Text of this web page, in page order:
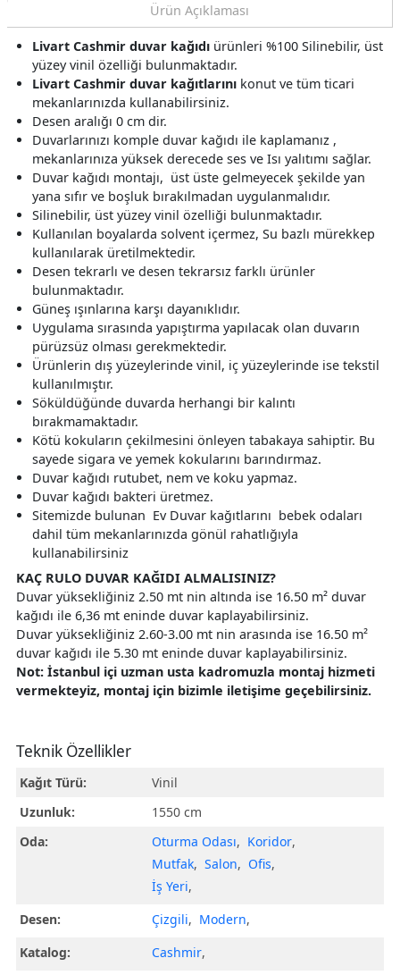
Ürün Açıklaması
Livart Cashmir duvar kağıdı ürünleri %100 Silinebilir, üst
yüzey vinil özelliği bulunmaktadır.
Livart Cashmir duvar kağıtlarını konut ve tüm ticari
mekanlarınızda kullanabilirsiniz.
Desen aralığı 0 cm dir.
Duvarlarınızı komple duvar kağıdı ile kaplamanız ,
mekanlarınıza yüksek derecede ses ve Isı yalıtımı sağlar.
Duvar kağıdı montajı, üst üste gelmeyecek şekilde yan
yana sıfır ve boşluk bırakılmadan uygulanmalıdır.
Silinebilir, üst yüzey vinil özelliği bulunmaktadır.
Kullanılan boyalarda solvent içermez, Su bazlı mürekkep
kullanılarak üretilmektedir.
Desen tekrarlı ve desen tekrarsız farklı ürünler
bulunmaktadır.
Güneş ışınlarına karşı dayanıklıdır.
Uygulama sırasında yapıştırma yapılacak olan duvarın
pürüzsüz olması gerekmektedir.
Ürünlerin dış yüzeylerinde vinil, iç yüzeylerinde ise tekstil
kullanılmıştır.
Söküldüğünde duvarda herhangi bir kalıntı
bırakmamaktadır.
Kötü kokuların çekilmesini önleyen tabakaya sahiptir. Bu
sayede sigara ve yemek kokularını barındırmaz.
Duvar kağıdı rutubet, nem ve koku yapmaz.
Duvar kağıdı bakteri üretmez.
Sitemizde bulunan Ev Duvar kağıtlarını bebek odaları
dahil tüm mekanlarınızda gönül rahatlığıyla
kullanabilirsiniz
KAÇ RULO DUVAR KAĞIDI ALMALISINIZ?
Duvar yüksekliğiniz 2.50 mt nin altında ise 16.50 m² duvar
kağıdı ile 6,36 mt eninde duvar kaplayabilirsiniz.
Duvar yüksekliğiniz 2.60-3.00 mt nin arasında ise 16.50 m²
duvar kağıdı ile 5.30 mt eninde duvar kaplayabilirsiniz.
Not: İstanbul içi uzman usta kadromuzla montaj hizmeti
vermekteyiz, montaj için bizimle iletişime geçebilirsiniz.
Teknik Özellikler
Kağıt Türü:
Vinil
Uzunluk:
1550 cm
Oda:
Oturma Odası, Koridor,
Mutfak, Salon, Ofis,
İş Yeri,
Desen:
Çizgili, Modern,
Katalog:
Cashmir,